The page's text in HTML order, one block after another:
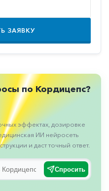
ЗАЯВКУ
по Кордицепс?
эффектах, дозировке
ИИ нейросеть
и даст точный ответ.
Спросить